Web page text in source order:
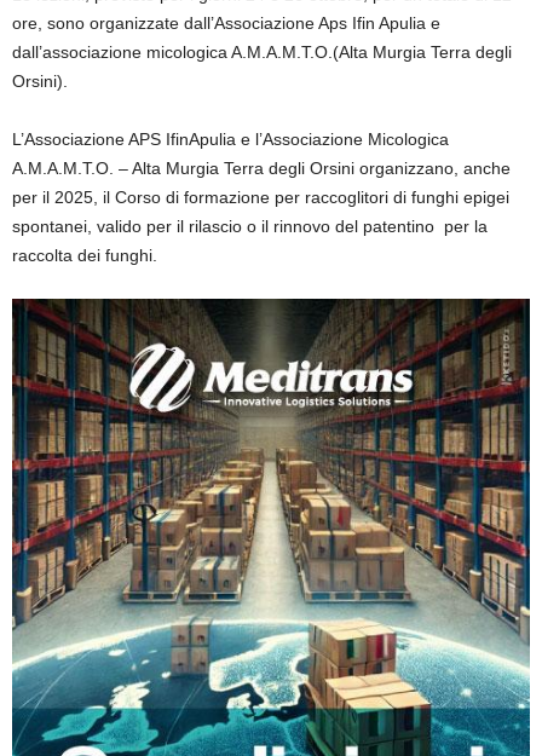
ore, sono organizzate dall’Associazione Aps Ifin Apulia e
dall’associazione micologica A.M.A.M.T.O.(Alta Murgia Terra degli
Orsini).
L’Associazione APS IfinApulia e l’Associazione Micologica
A.M.A.M.T.O. – Alta Murgia Terra degli Orsini organizzano, anche
per il 2025, il Corso di formazione per raccoglitori di funghi epigei
spontanei, valido per il rilascio o il rinnovo del patentino per la
raccolta dei funghi.